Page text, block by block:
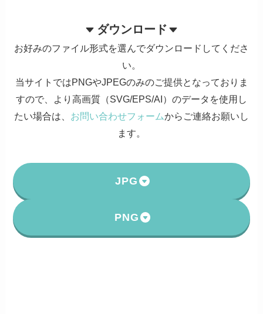
ダウンロード
お好みのファイル形式を選んでダウンロードしてくださ
い。
当サイトではPNGやJPEGのみのご提供となっておりま
すので、より高画質（SVG/EPS/AI）のデータを使用し
たい場合は、 お問い合わせフォームからご連絡お願いし
ます。
JPG
PNG